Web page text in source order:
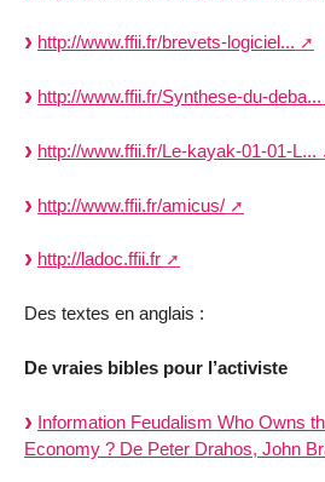
http://www.ffii.fr/brevets-logiciel...
http://www.ffii.fr/Synthese-du-deba...
http://www.ffii.fr/Le-kayak-01-01-L...
http://www.ffii.fr/amicus/
http://ladoc.ffii.fr
Des textes en anglais :
De vraies bibles pour l’activiste
Information Feudalism Who Owns
Economy ? De Peter Drahos, John